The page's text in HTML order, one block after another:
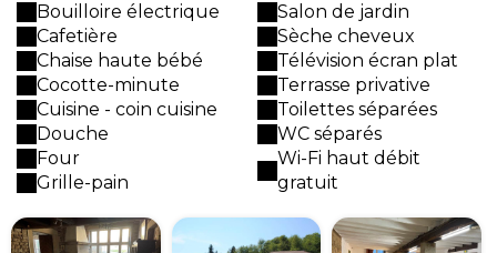
Bouilloire électrique
Cafetière
Chaise haute bébé
Cocotte-minute
Cuisine - coin cuisine
Douche
Four
Grille-pain
Salon de jardin
Sèche cheveux
Télévision écran plat
Terrasse privative
Toilettes séparées
WC séparés
Wi-Fi haut débit
gratuit